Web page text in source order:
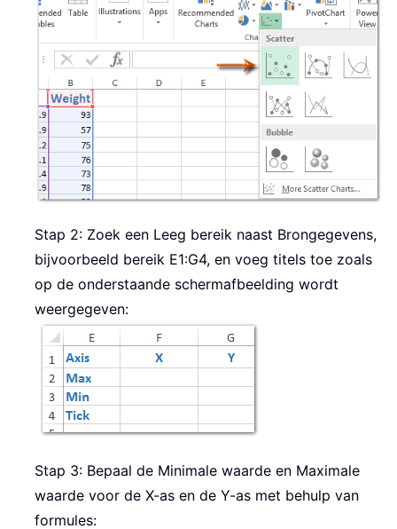
Stap 2: Zoek een Leeg bereik naast Brongegevens,
bijvoorbeeld bereik E1:G4, en voeg titels toe zoals
op de onderstaande schermafbeelding wordt
weergegeven:
Stap 3: Bepaal de Minimale waarde en Maximale
waarde voor de X-as en de Y-as met behulp van
formules: